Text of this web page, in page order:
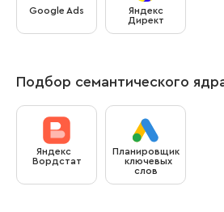
Google Ads
Яндекс
Директ
Подбор семантического
Яндекс
Вордстат
Планировщик
ключевых
слов